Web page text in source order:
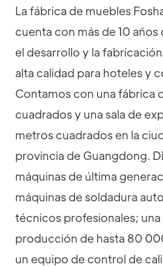
La fábrica de muebles
cuenta con más de 10
el desarrollo y la
alta calidad para hoteles y
Contamos con una fábrica
cuadrados y una sala de
metros cuadrados en la
provincia de Guangdong.
máquinas de última
máquinas de soldadura
técnicos profesionales;
producción de hasta 80
un equipo de control de